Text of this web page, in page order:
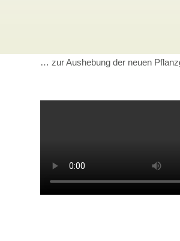
… zur Aushebung der neuen